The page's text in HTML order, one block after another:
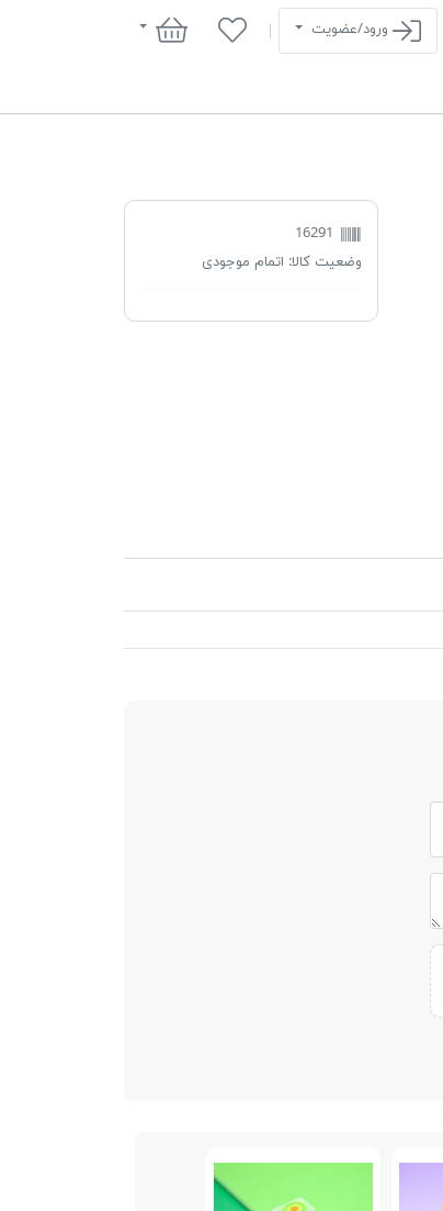
ورود/عضویت سبد خرید
16291
وضعیت کالا: اتمام موجودی